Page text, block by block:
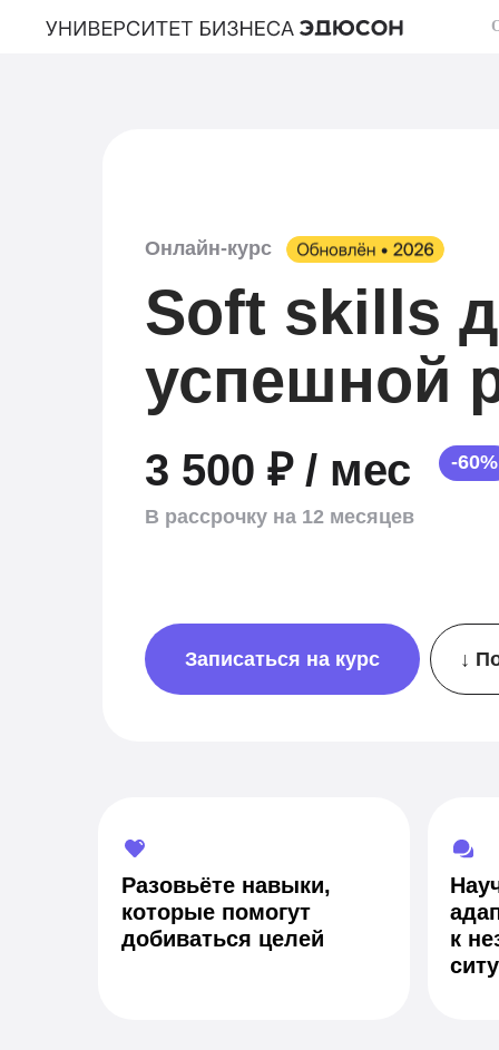
Онлайн-курс
↓
Записаться на курс
Soft skills
успешной
3 500 ₽ / мес -60%
В рассрочку на 12 месяцев
к
Разовьёте навыки,
которые помогут
добиваться целей